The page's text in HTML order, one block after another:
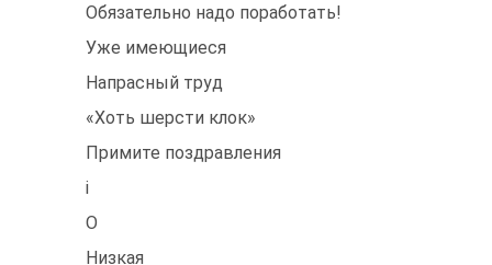
Обязательно надо поработать!
Уже имеющиеся
Напрасный труд
«Хоть шерсти клок»
Примите поздравления
і
О
Низкая